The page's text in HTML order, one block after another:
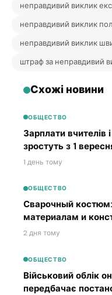
неправдивий виклик
неправдивий виклик
неправдивий виклик
штраф за неправдивий
Схожі новини
ОБЩЕСТВО
Зарплати вчителів
зростуть з 1
1 день тому
ОБЩЕСТВО
Сварочный
материалам и
2 дня тому
ОБЩЕСТВО
Військовий облік
передбачає